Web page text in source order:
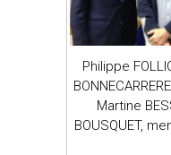
Philippe
Martine
BOUSQUET,